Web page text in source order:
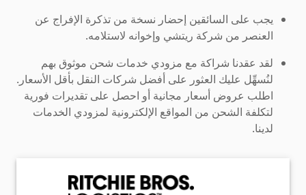
يجب على السائقين إحضار نسخة من تذكرة الإفراج عن
العنصر من شركة ريتشي وإخوانه لاستلامه.
لقد عقدنا شراكة مع مزودي خدمات شحن موثوق بهم
لنُسهِّل عليك العثور على أفضل شركات النقل بأقل الأسعار.
اطلب عروض أسعار مجانية أو احصل على تقديرات فورية
لتكلفة الشحن من المواقع الإلكترونية لمزودي الخدمات
لدينا.